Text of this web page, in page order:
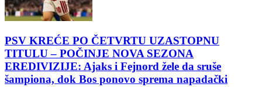
PSV KREĆE PO ČETVRTU UZASTOPNU
TITULU – POČINJE NOVA SEZONA
EREDIVIZIJE: Ajaks i Fejnord žele da sruše
šampiona, dok Bos ponovo sprema napadački